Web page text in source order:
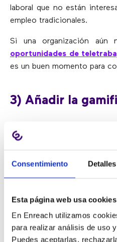
Consentimiento Detalles
Esta página web usa cookies
En Enreach utilizamos
para realizar análisis de uso
Puedes aceptarlas,
laboral que no están
empleo tradicionales.
Si una organización aún
oportunidades de
es un buen momento para
3) Añadir la
Los estudios han
manera muy efectiva de
rendimiento, los agentes
aportan a la organización.
de diversión a su vida
llevar su desempeño al